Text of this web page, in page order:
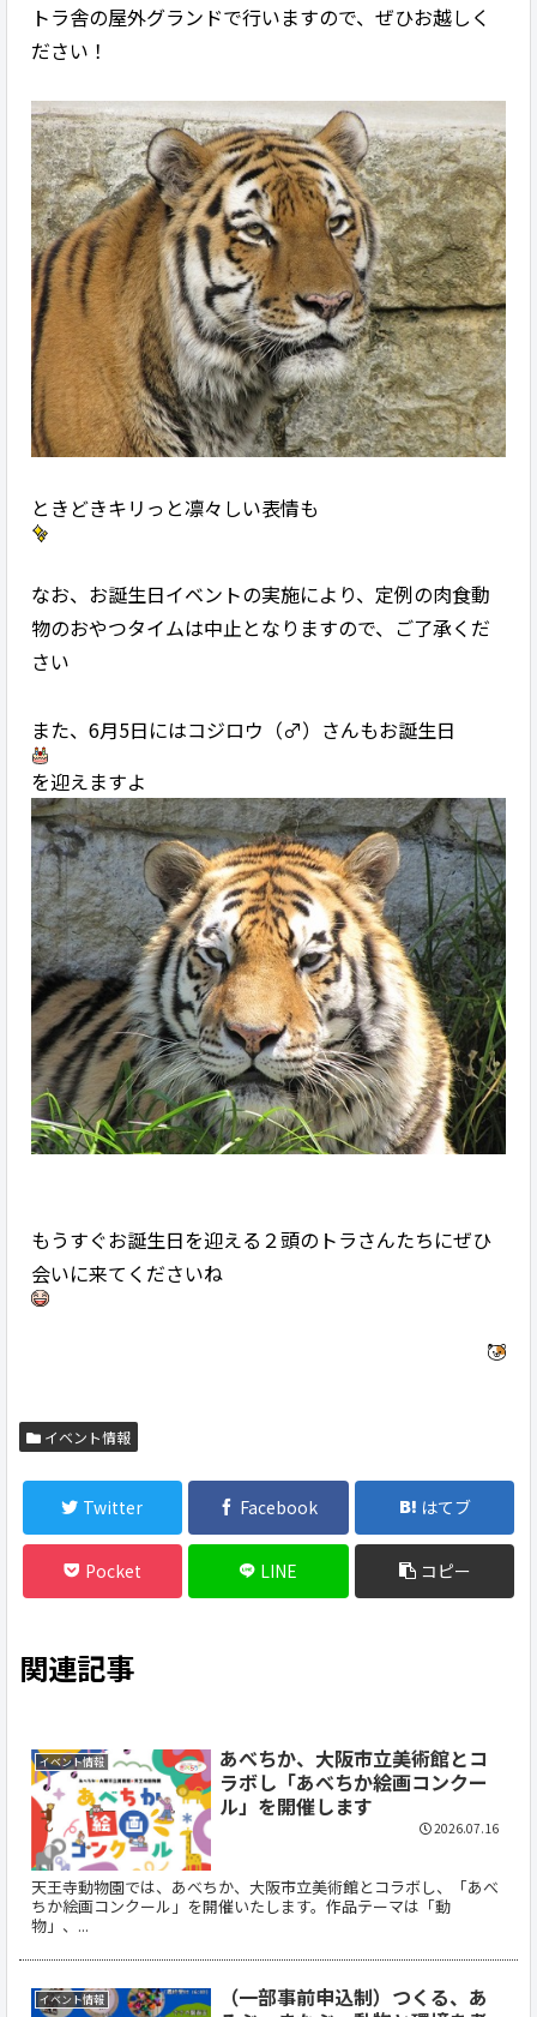
トラ舎の屋外グランドで行いますので、ぜひお越しく
ださい！
ときどきキリっと凛々しい表情も
なお、お誕生日イベントの実施により、定例の肉食動
物のおやつタイムは中止となりますので、ご了承くだ
さい
また、6月5日にはコジロウ（♂）さんもお誕生日
を迎えますよ
もうすぐお誕生日を迎える２頭のトラさんたちにぜひ
会いに来てくださいね
イベント情報
Twitter Facebook はてブ
Pocket LINE コピー
関連記事
イベント情報
あべちか、大阪市立美術館とコ
ラボし「あべちか絵画コンクー
ル」を開催します
天王寺動物園では、あべちか、大阪市立美術館とコラボし、「あべ
ちか絵画コンクール」を開催いたします。作品テーマは「動
物」、...
2026.07.16
イベント情報
（一部事前申込制）つくる、あ